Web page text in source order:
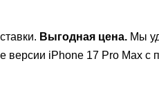
Выгодная цена. Мы
версии iPhone 17 Pro Max с